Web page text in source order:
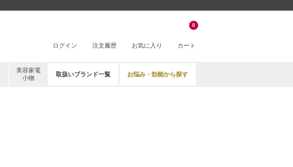
ログイン 注文履歴 お気に入り カート
0
美容家電
小物
取扱いブランド一覧 お悩み・効能から探す